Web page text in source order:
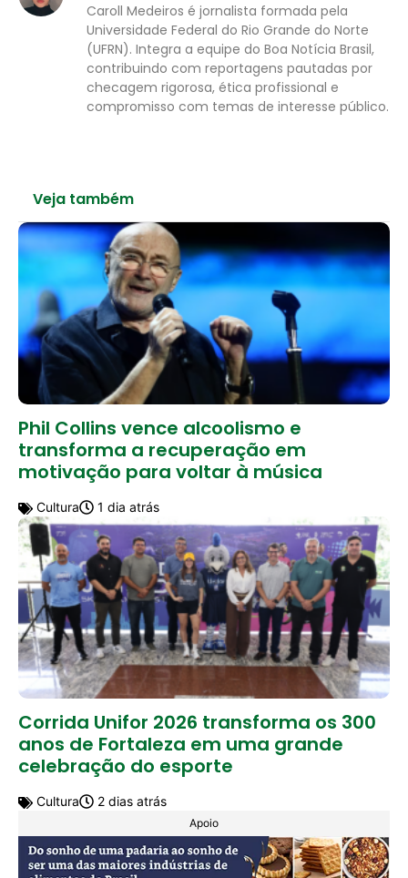
Caroll Medeiros é jornalista formada pela
Universidade Federal do Rio Grande do Norte
(UFRN). Integra a equipe do Boa Notícia Brasil,
contribuindo com reportagens pautadas por
checagem rigorosa, ética profissional e
compromisso com temas de interesse público.
Veja também
Phil Collins vence alcoolismo e
transforma a recuperação em
motivação para voltar à música
Cultura 1 dia atrás
Corrida Unifor 2026 transforma os 300
anos de Fortaleza em uma grande
celebração do esporte
Cultura 2 dias atrás
Apoio